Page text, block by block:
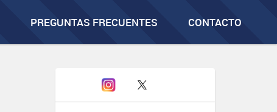
PREGUNTAS FRECUENTES CONTACTO